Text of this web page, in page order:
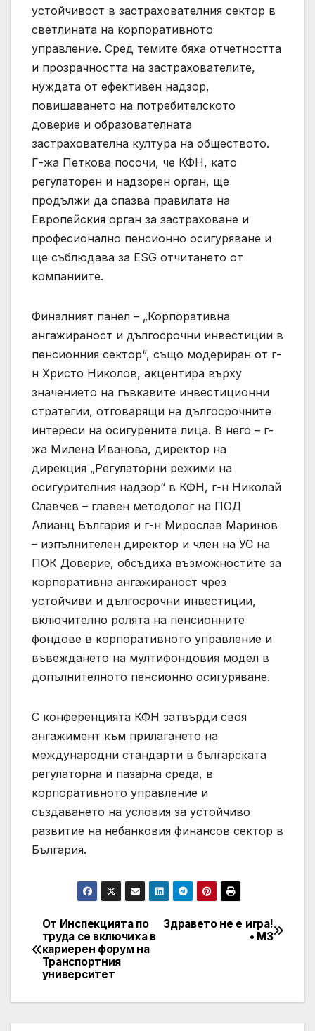
устойчивост в застрахователния сектор в
светлината на корпоративното
управление. Сред темите бяха отчетността
и прозрачността на застрахователите,
нуждата от ефективен надзор,
повишаването на потребителското
доверие и образователната
застрахователна култура на обществото.
Г-жа Петкова посочи, че КФН, като
регулаторен и надзорен орган, ще
продължи да спазва правилата на
Европейския орган за застраховане и
професионално пенсионно осигуряване и
ще съблюдава за ESG отчитането от
компаниите.
Финалният панел – „Корпоративна
ангажираност и дългосрочни инвестиции в
пенсионния сектор“, също модериран от г-
н Христо Николов, акцентира върху
значението на гъвкавите инвестиционни
стратегии, отговарящи на дългосрочните
интереси на осигурените лица. В него – г-
жа Милена Иванова, директор на
дирекция „Регулаторни режими на
осигурителния надзор“ в КФН, г-н Николай
Славчев – главен методолог на ПОД
Алианц България и г-н Мирослав Маринов
– изпълнителен директор и член на УС на
ПОК Доверие, обсъдиха възможностите за
корпоративна ангажираност чрез
устойчиви и дългосрочни инвестиции,
включително ролята на пенсионните
фондове в корпоративното управление и
въвеждането на мултифондовия модел в
допълнителното пенсионно осигуряване.
С конференцията КФН затвърди своя
ангажимент към прилагането на
международни стандарти в българската
регулаторна и пазарна среда, в
корпоративното управление и
създаването на условия за устойчиво
развитие на небанковия финансов сектор в
България.
Post
navigation
Здравето не е игра!
• МЗ
От Инспекцията по
труда се включиха в
кариерен форум на
Транспортния
университет